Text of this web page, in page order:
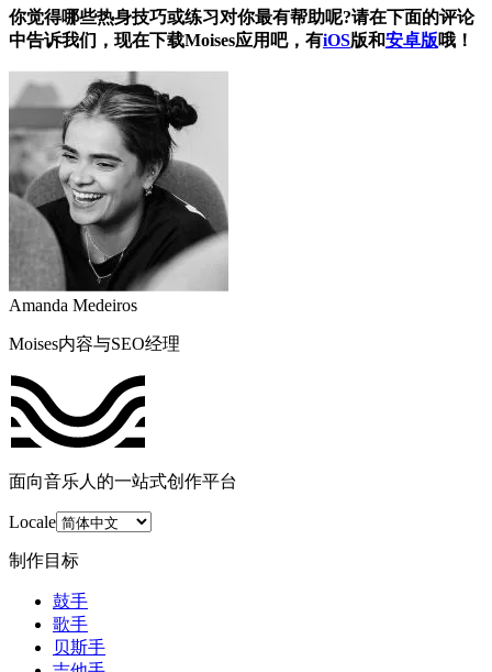
你觉得哪些热身技巧或练习对你最有帮助呢?请在下面的评论
中告诉我们，现在下载Moises应用吧，有iOS版和安卓版哦！
Amanda Medeiros
Moises内容与SEO经理
面向音乐人的一站式创作平台
Locale
制作目标
鼓手
歌手
贝斯手